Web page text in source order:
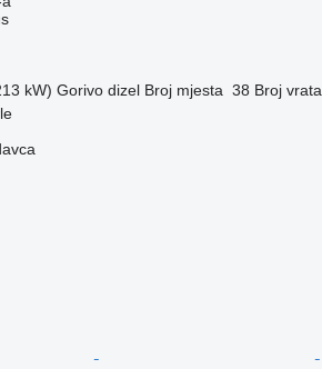
kW) Gorivo dizel Broj mjesta 38 Broj vrata